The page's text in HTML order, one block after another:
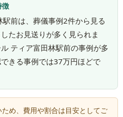
徴
前は、葬儀事例2件から見る
たお見送りが多く見られま
ティア富田林駅前の事例が多
きる事例では37万円ほどで
め、費用や割合は目安としてご